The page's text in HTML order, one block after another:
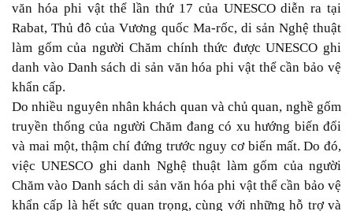
văn hóa phi vật thể lần thứ 17 của UNESCO diễn ra tại
Rabat, Thủ đô của Vương quốc Ma-rốc, di sản Nghệ thuật
làm gốm của người Chăm chính thức được UNESCO ghi
danh vào Danh sách di sản văn hóa phi vật thể cần bảo vệ
khẩn cấp.
Do nhiều nguyên nhân khách quan và chủ quan, nghề gốm
truyền thống của người Chăm đang có xu hướng biến đổi
và mai một, thậm chí đứng trước nguy cơ biến mất. Do đó,
việc UNESCO ghi danh Nghệ thuật làm gốm của người
Chăm vào Danh sách di sản văn hóa phi vật thể cần bảo vệ
khẩn cấp là hết sức quan trọng, cùng với những hỗ trợ và